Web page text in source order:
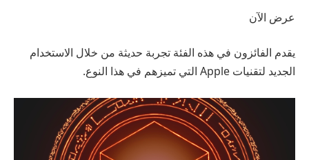
عرض الآن
يقدم الفائزون في هذه الفئة تجربة حديثة من خلال الاستخدام
الجديد لتقنيات Apple التي تميزهم في هذا النوع.